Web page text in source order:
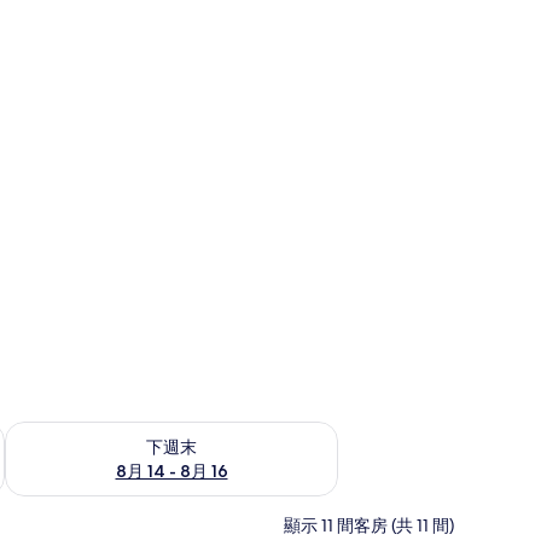
下週末
8月 14 - 8月 16
查看下週末 (8月 14 - 8月 16) 的供應情況
顯示 11 間客房 (共 11 間)